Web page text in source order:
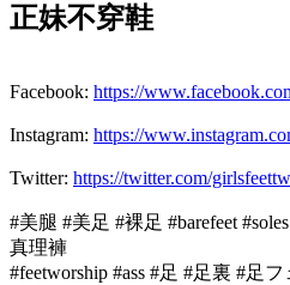
正妹不穿鞋
Facebook: https://
Instagram: https://
Twitter: https://twitter.com/girlsfeettw
#美腿 #美足 #裸足 #barefeet
真理褲
#feetworship #ass #足 #足裏 #足